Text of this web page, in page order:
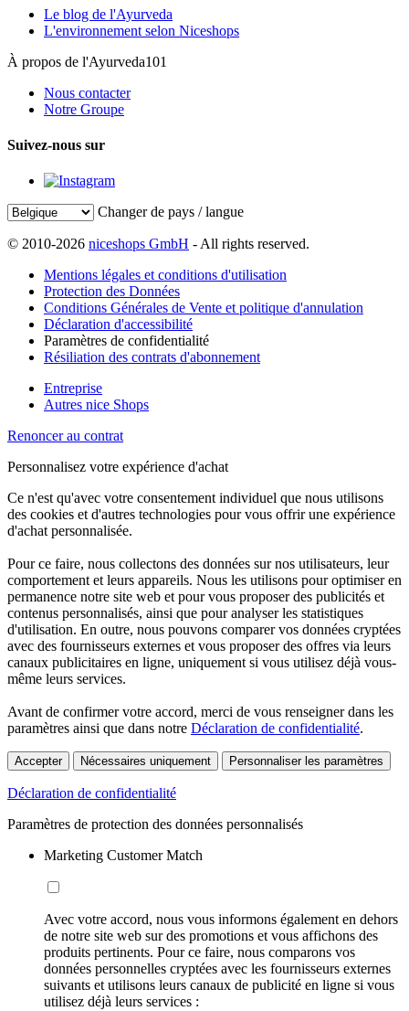
Le blog de l'Ayurveda
L'environnement selon Niceshops
À propos de l'Ayurveda101
Nous contacter
Notre Groupe
Suivez-nous sur
Changer de pays / langue
© 2010-2026 niceshops GmbH - All rights reserved.
Mentions légales et conditions d'utilisation
Protection des Données
Conditions Générales de Vente et politique d'annulation
Déclaration d'accessibilité
Paramètres de confidentialité
Résiliation des contrats d'abonnement
Entreprise
Autres nice Shops
Renoncer au contrat
Personnalisez votre expérience d'achat
Ce n'est qu'avec votre consentement individuel que nous utilisons
des cookies et d'autres technologies pour vous offrir une expérience
d'achat personnalisée.
Pour ce faire, nous collectons des données sur nos utilisateurs, leur
comportement et leurs appareils. Nous les utilisons pour optimiser en
permanence notre site web et pour vous proposer des publicités et
contenus personnalisés, ainsi que pour analyser les statistiques
d'utilisation. En outre, nous pouvons comparer vos données cryptées
avec des fournisseurs externes et vous proposer des offres via leurs
canaux publicitaires en ligne, uniquement si vous utilisez déjà vous-
même leurs services.
Avant de confirmer votre accord, merci de vous renseigner dans les
paramètres ainsi que dans notre Déclaration de confidentialité.
Accepter Nécessaires uniquement Personnaliser les paramètres
Déclaration de confidentialité
Paramètres de protection des données personnalisés
Marketing Customer Match
Avec votre accord, nous vous informons également en dehors
de notre site web sur des promotions et vous affichons des
produits pertinents. Pour ce faire, nous comparons vos
données personnelles cryptées avec les fournisseurs externes
suivants et utilisons leurs canaux de publicité en ligne si vous
utilisez déjà leurs services :